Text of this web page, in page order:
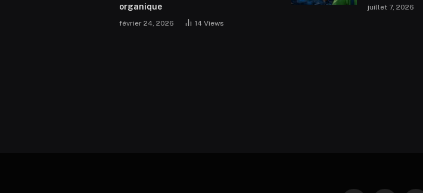
organique
février 24, 2026 14 Views
juillet 7, 2026